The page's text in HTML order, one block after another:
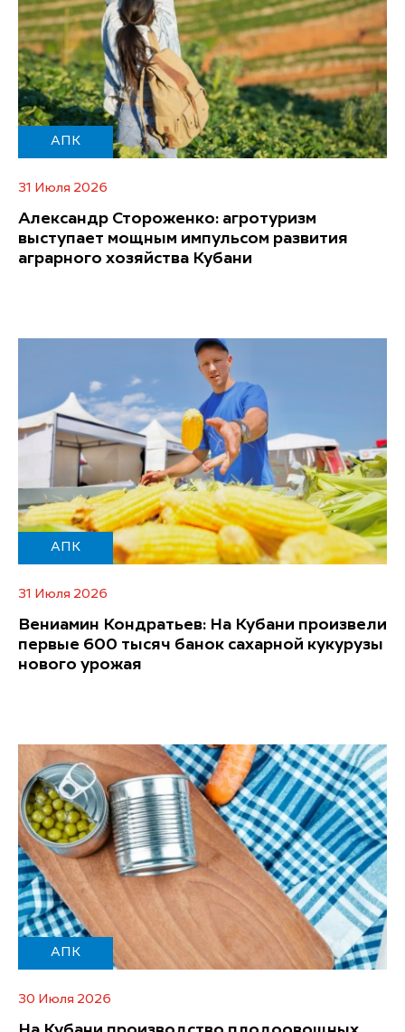
АПК
31 Июля 2026
Александр Стороженко: агротуризм
выступает мощным импульсом развития
аграрного хозяйства Кубани
АПК
31 Июля 2026
Вениамин Кондратьев: На Кубани произвели
первые 600 тысяч банок сахарной кукурузы
нового урожая
АПК
30 Июля 2026